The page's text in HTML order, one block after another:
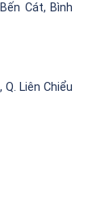
Cát, Bình
Liên Chiểu